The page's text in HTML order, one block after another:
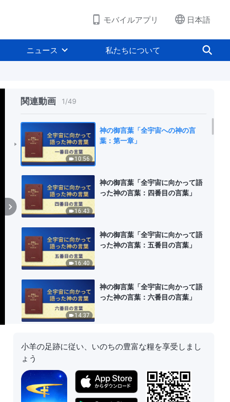
モバイルアプリ 日本語
ニュース 私たちについて
関連動画 1/49
10:56
神の御言葉「全宇宙への神の言
葉：第一章」
16:43
神の御言葉「全宇宙に向かって語
った神の言葉：四番目の言葉」
16:40
神の御言葉「全宇宙に向かって語
った神の言葉：五番目の言葉」
14:37
神の御言葉「全宇宙に向かって語
った神の言葉：六番目の言葉」
った神の言葉：八番目の言葉」
神の御言葉「全宇宙に向かって語
小羊の足跡に従い、いのちの豊富な糧を享受しまし
ょう